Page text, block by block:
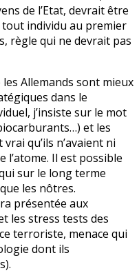
de l’Etat, devrait être
individu au premier
règle qui ne devrait pas
les Allemands sont mieux
dans le
j’insiste sur le mot
et les
qu’ils n’avaient ni
Il est possible
sur le long terme
les nôtres.
présentée aux
les stress tests des
terroriste, menace qui
dont ils